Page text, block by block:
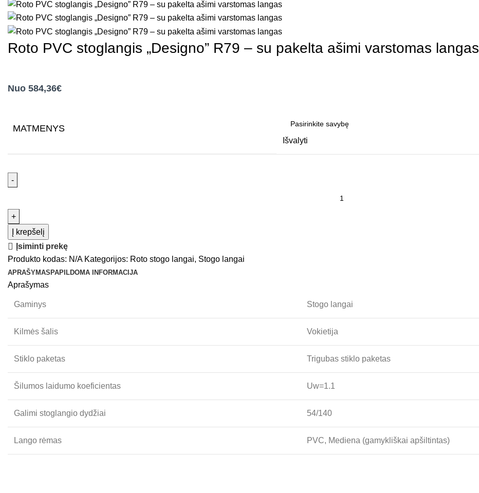
Roto PVC stoglangis „Designo” R79 – su pakelta ašimi varstomas langas
Nuo 584,36€
MATMENYS
Išvalyti
Į krepšelį
Įsiminti prekę
Produkto kodas: N/A Kategorijos: Roto stogo langai, Stogo langai
APRAŠYMASPAPILDOMA INFORMACIJA
Aprašymas
Gaminys Stogo langai
Kilmės šalis Vokietija
Stiklo paketas Trigubas stiklo paketas
Šilumos laidumo koeficientas Uw=1.1
Galimi stoglangio dydžiai 54/140
Lango rėmas PVC, Mediena (gamykliškai apšiltintas)